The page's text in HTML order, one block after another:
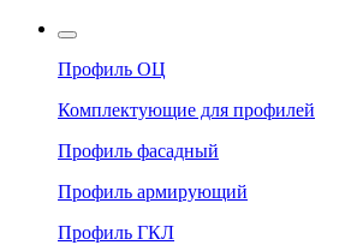
Профиль ОЦ
Комплектующие для профилей
Профиль фасадный
Профиль армирующий
Профиль ГКЛ